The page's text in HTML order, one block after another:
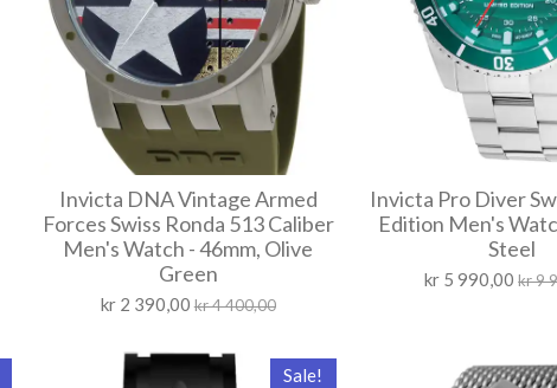
Invicta DNA Vintage Armed
Forces Swiss Ronda 513 Caliber
Men's Watch - 46mm, Olive
Green
kr 2 390,00 kr 4 400,00
Invicta Pro Diver
Edition Men's
Steel
kr 5 990,00 kr 9
Sale!